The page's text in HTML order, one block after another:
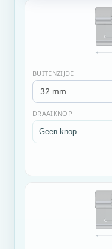
BUITENZIJDE
DRAAIKNOP
Geen knop